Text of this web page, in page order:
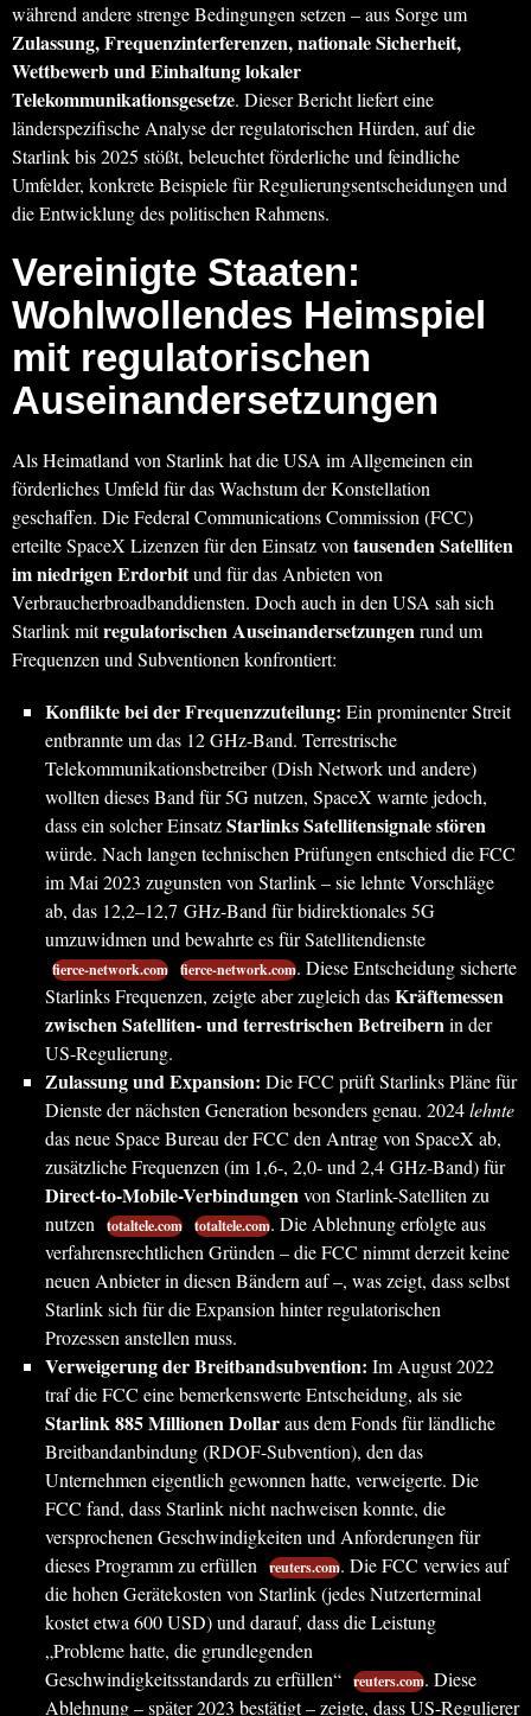
während andere strenge Bedingungen setzen – aus Sorge um
Zulassung, Frequenzinterferenzen, nationale Sicherheit,
Wettbewerb und Einhaltung lokaler
Telekommunikationsgesetze. Dieser Bericht liefert eine
länderspezifische Analyse der regulatorischen Hürden, auf die
Starlink bis 2025 stößt, beleuchtet förderliche und feindliche
Umfelder, konkrete Beispiele für Regulierungsentscheidungen und
die Entwicklung des politischen Rahmens.
Vereinigte Staaten:
Wohlwollendes Heimspiel
mit regulatorischen
Auseinandersetzungen
Als Heimatland von Starlink hat die USA im Allgemeinen ein
förderliches Umfeld für das Wachstum der Konstellation
geschaffen. Die Federal Communications Commission (FCC)
erteilte SpaceX Lizenzen für den Einsatz vontausenden Satelliten
im niedrigen Erdorbitund für das Anbieten von
Verbraucherbroadbanddiensten. Doch auch in den USA sah sich
Starlink mitregulatorischen Auseinandersetzungenrund um
Frequenzen und Subventionen konfrontiert:
Konflikte bei der Frequenzzuteilung: Ein prominenter Streit
entbrannte um das 12 GHz-Band. Terrestrische
Telekommunikationsbetreiber (Dish Network und andere)
wollten dieses Band für 5G nutzen, SpaceX warnte jedoch,
dass ein solcher EinsatzStarlinks Satellitensignale stören
würde. Nach langen technischen Prüfungen entschied die FCC
im Mai 2023 zugunsten von Starlink – sie lehnte Vorschläge
ab, das 12,2–12,7 GHz-Band für bidirektionales 5G
umzuwidmen und bewahrte es für Satellitendienste
fierce-network.com fierce-network.com. Diese Entscheidung sicherte
Starlinks Frequenzen, zeigte aber zugleich dasKräftemessen
zwischen Satelliten- und terrestrischen Betreibernin der
US-Regulierung.
Zulassung und Expansion: Die FCC prüft Starlinks Pläne für
Dienste der nächsten Generation besonders genau. 2024lehnte
das neue Space Bureau der FCC den Antrag von SpaceX ab,
zusätzliche Frequenzen (im 1,6-, 2,0- und 2,4 GHz-Band) für
Direct-to-Mobile-Verbindungenvon Starlink-Satelliten zu
nutzen totaltele.com totaltele.com. Die Ablehnung erfolgte aus
verfahrensrechtlichen Gründen – die FCC nimmt derzeit keine
neuen Anbieter in diesen Bändern auf –, was zeigt, dass selbst
Starlink sich für die Expansion hinter regulatorischen
Prozessen anstellen muss.
Verweigerung der Breitbandsubvention: Im August 2022
traf die FCC eine bemerkenswerte Entscheidung, als sie
Starlink 885 Millionen Dollaraus dem Fonds für ländliche
Breitbandanbindung (RDOF-Subvention), den das
Unternehmen eigentlich gewonnen hatte, verweigerte. Die
FCC fand, dass Starlink nicht nachweisen konnte, die
versprochenen Geschwindigkeiten und Anforderungen für
dieses Programm zu erfüllen reuters.com. Die FCC verwies auf
die hohen Gerätekosten von Starlink (jedes Nutzerterminal
kostet etwa 600 USD) und darauf, dass die Leistung
„Probleme hatte, die grundlegenden
Geschwindigkeitsstandards zu erfüllen“ reuters.com. Diese
Ablehnung – später 2023 bestätigt – zeigte, dass US-Regulierer